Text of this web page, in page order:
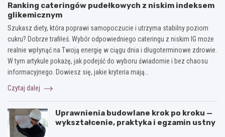
Ranking cateringów pudełkowych z niskim indeksem
glikemicznym
Szukasz diety, która poprawi samopoczucie i utrzyma stabilny poziom
cukru? Dobrze trafiłeś. Wybór odpowiedniego cateringu z niskim IG może
realnie wpłynąć na Twoją energię w ciągu dnia i długoterminowe zdrowie.
W tym artykule pokażę, jak podejść do wyboru świadomie i bez chaosu
informacyjnego. Dowiesz się, jakie kryteria mają…
Czytaj dalej
Uprawnienia budowlane krok po kroku —
wykształcenie, praktyka i egzamin ustny